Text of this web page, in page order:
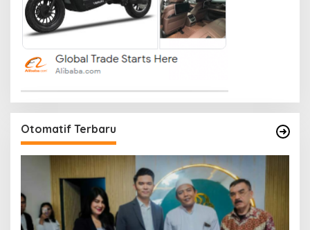
Otomatif Terbaru